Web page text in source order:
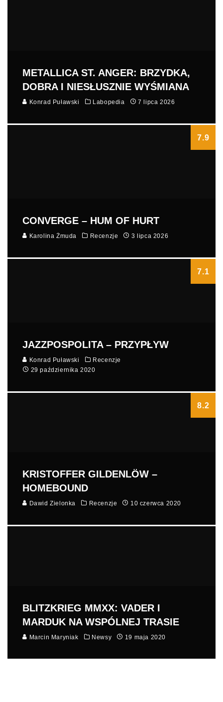
METALLICA ST. ANGER: BRZYDKA,
DOBRA I NIESŁUSZNIE WYŚMIANA
Konrad Puławski Labopedia 7 lipca 2026
7.9
CONVERGE – HUM OF HURT
Karolina Żmuda Recenzje 3 lipca 2026
7.1
JAZZPOSPOLITA – PRZYPŁYW
Konrad Puławski
Recenzje
29 października 2020
8.2
KRISTOFFER GILDENLÖW –
HOMEBOUND
Dawid Zielonka Recenzje 10 czerwca 2020
BLITZKRIEG MMXX: VADER I
MARDUK NA WSPÓLNEJ TRASIE
Marcin Maryniak Newsy 19 maja 2020